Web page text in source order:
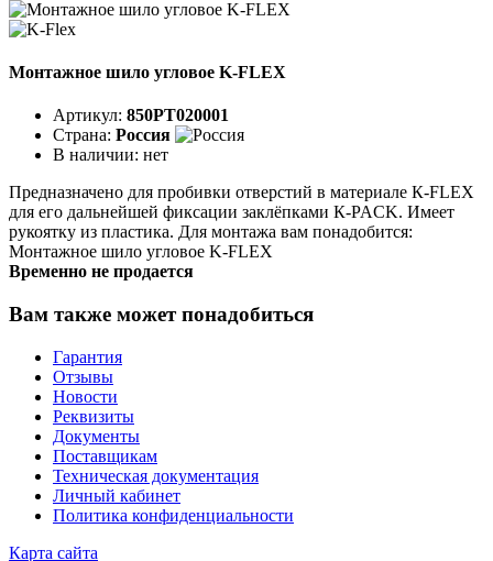
Монтажное шило угловое K-FLEX
Артикул: 850PT020001
Страна: Россия
В наличии: нет
Предназначено для пробивки отверстий в материале К-FLEX
для его дальнейшей фиксации заклёпками К-PACK. Имеет
рукоятку из пластика. Для монтажа вам понадобится:
Монтажное шило угловое K-FLEX
Временно не продается
Вам также может понадобиться
Гарантия
Отзывы
Новости
Реквизиты
Документы
Поставщикам
Техническая документация
Личный кабинет
Политика конфиденциальности
Карта сайта